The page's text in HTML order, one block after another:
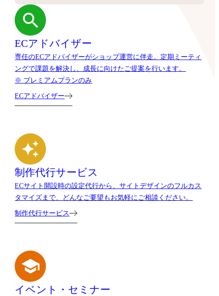
ECアドバイザー
専任のECアドバイザーがショップ運営に伴走。定期ミーティ
ングで課題を解決し、成長に向けたご提案を行います。
※ プレミアムプランのみ
ECアドバイザー
制作代行サービス
ECサイト開設時の設定代行から、サイトデザインのフルカス
タマイズまで、どんなご要望もお気軽にご相談ください。
制作代行サービス
イベント・セミナー